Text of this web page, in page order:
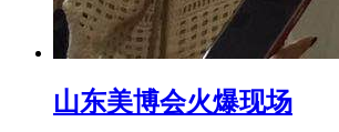
山东美博会火爆现场